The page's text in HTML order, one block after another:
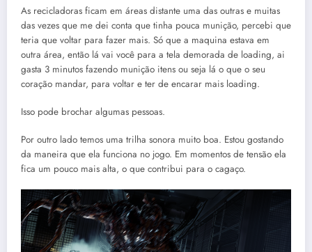
As recicladoras ficam em áreas distante uma das outras e muitas
das vezes que me dei conta que tinha pouca munição, percebi que
teria que voltar para fazer mais. Só que a maquina estava em
outra área, então lá vai você para a tela demorada de loading, ai
gasta 3 minutos fazendo munição itens ou seja lá o que o seu
coração mandar, para voltar e ter de encarar mais loading.
Isso pode brochar algumas pessoas.
Por outro lado temos uma trilha sonora muito boa. Estou gostando
da maneira que ela funciona no jogo. Em momentos de tensão ela
fica um pouco mais alta, o que contribui para o cagaço.